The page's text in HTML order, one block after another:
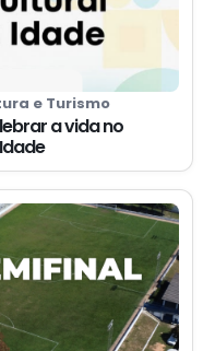
e Turismo
a vida no